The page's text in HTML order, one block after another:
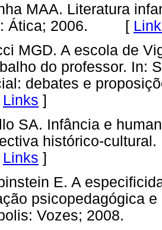
MAA. Literatura
Ática; 2006. [
MGD. A escola de
do professor. In:
debates e
Links ]
SA. Infância e
histórico-
Links ]
E. A
psicopedagógica
Vozes;